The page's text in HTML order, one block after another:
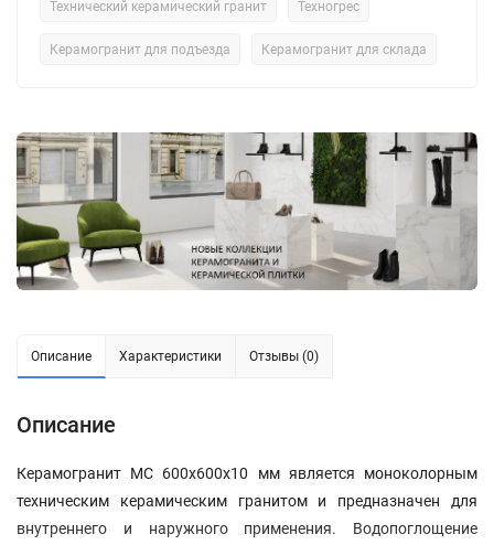
Технический керамический гранит Техногрес
Керамогранит для подъезда Керамогранит для склада
Описание Характеристики Отзывы (0)
Описание
Керамогранит МС 600x600x10 мм является моноколорным
техническим керамическим гранитом и предназначен для
внутреннего и наружного применения. Водопоглощение